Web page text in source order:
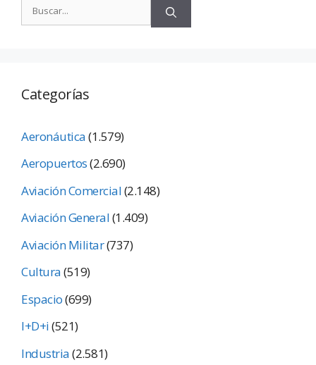
Categorías
Aeronáutica(1.579)
Aeropuertos(2.690)
Aviación Comercial(2.148)
Aviación General(1.409)
Aviación Militar(737)
Cultura(519)
Espacio(699)
I+D+i(521)
Industria(2.581)